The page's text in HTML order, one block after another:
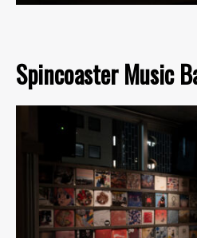
Spincoaster Music